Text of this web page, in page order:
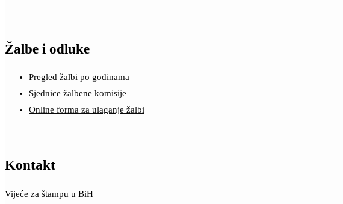
Žalbe i odluke
Pregled žalbi po godinama
Sjednice žalbene komisije
Online forma za ulaganje žalbi
Kontakt
Vijeće za štampu u BiH